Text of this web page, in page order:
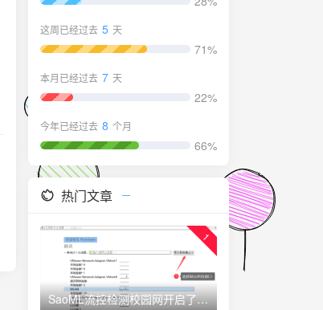
这周已经过去 5 天
71%
本月已经过去 7 天
22%
今年已经过去 8 个月
66%
热门文章
1
SaoML流控检测校园网开启了那些端口